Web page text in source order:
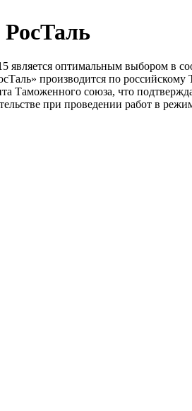
оптимальным выбором в
производится по
Таможенного союза, что
при проведении работ в